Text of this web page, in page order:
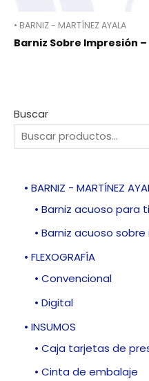
Buscar
• BARNIZ - MARTÍNEZ
• Barniz acuoso para
• Barniz acuoso
• FLEXOGRAFÍA
• Convencional
• Digital
• INSUMOS
• Caja tarjetas de
• Cinta de embalaje
• BARNIZ - MARTÍNEZ AYALA
Barniz Sobre Impresión